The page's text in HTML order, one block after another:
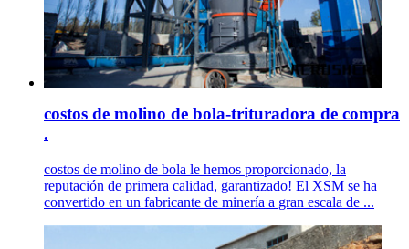
costos de molino de bola-trituradora de compra
.
costos de molino de bola le hemos proporcionado, la
reputación de primera calidad, garantizado! El XSM se ha
convertido en un fabricante de minería a gran escala de ...